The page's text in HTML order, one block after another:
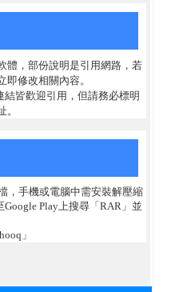
體，部份說明是引用網路，若
修改相關內容。
皆歡迎引用，但請務必標明
，手機或電腦中需安裝解壓縮
Play上搜尋「RAR」並
」